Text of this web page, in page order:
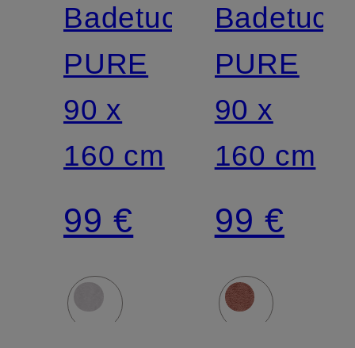
Badetuch
PURE
90 x
160 cm
99 €
Badetuch
PURE
90 x
160 cm
99 €